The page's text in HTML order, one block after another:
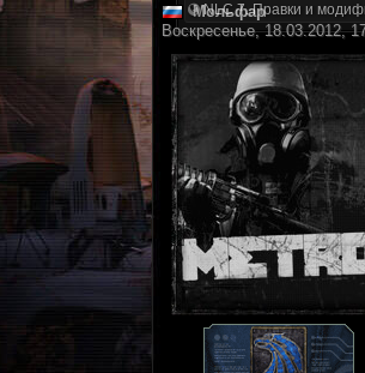
NLC 7. Правки и
Мольфар
Воскресенье, 18.03.2012,